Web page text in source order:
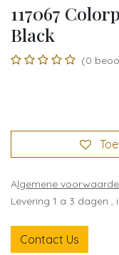
117067
Black
(0
Algemene
Levering 1 a 3 dagen ,
Contact Us